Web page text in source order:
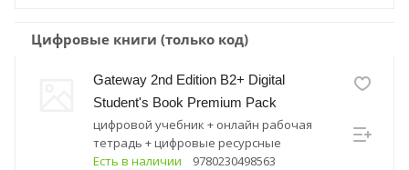
Цифровые книги (только код)
Gateway 2nd Edition B2+ Digital
Student's Book Premium Pack
цифровой учебник + онлайн рабочая
тетрадь + цифровые ресурсные
материалы
Есть в наличии 9780230498563